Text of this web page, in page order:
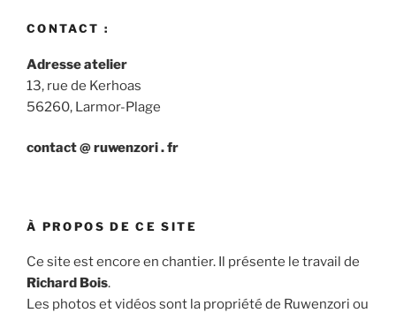
CONTACT :
Adresse atelier
13, rue de Kerhoas
56260, Larmor-Plage
contact @ ruwenzori . fr
À PROPOS DE CE SITE
Ce site est encore en chantier. Il présente le travail de
Richard Bois.
Les photos et vidéos sont la propriété de Ruwenzori ou